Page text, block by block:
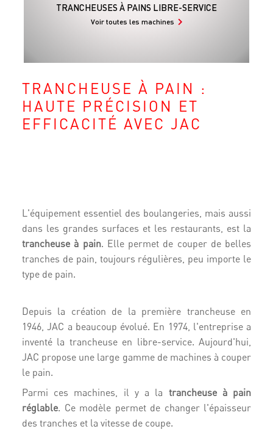
TRANCHEUSES À PAINS LIBRE-SERVICE
Voir toutes les machines
TRANCHEUSE À PAIN :
HAUTE PRÉCISION ET
EFFICACITÉ AVEC JAC
L'équipement essentiel des boulangeries, mais aussi
dans les grandes surfaces et les restaurants, est la
trancheuse à pain. Elle permet de couper de belles
tranches de pain, toujours régulières, peu importe le
type de pain.
Depuis la création de la première trancheuse en
1946, JAC a beaucoup évolué. En 1974, l'entreprise a
inventé la trancheuse en libre-service. Aujourd'hui,
JAC propose une large gamme de machines à couper
le pain.
Parmi ces machines, il y a la trancheuse à pain
réglable. Ce modèle permet de changer l'épaisseur
des tranches et la vitesse de coupe.